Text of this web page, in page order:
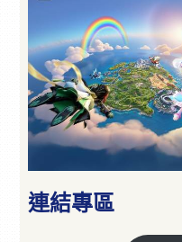
連結專區